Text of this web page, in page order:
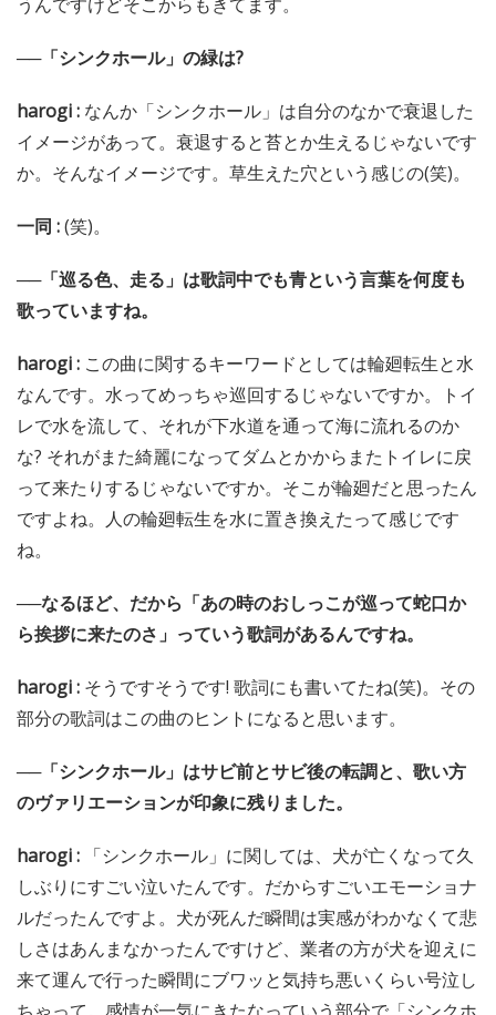
──「シンクホール」の緑は?
harogi : なんか「シンクホール」は自分のなかで衰退した
イメージがあって。衰退すると苔とか生えるじゃないです
か。そんなイメージです。草生えた穴という感じの(笑)。
一同 :(笑)。
──「巡る色、走る」は歌詞中でも青という言葉を何度も
歌っていますね。
harogi : この曲に関するキーワードとしては輪廻転生と水
なんです。水ってめっちゃ巡回するじゃないですか。トイ
レで水を流して、それが下水道を通って海に流れるのか
な? それがまた綺麗になってダムとかからまたトイレに戻
って来たりするじゃないですか。そこが輪廻だと思ったん
ですよね。人の輪廻転生を水に置き換えたって感じです
ね。
──なるほど、だから「あの時のおしっこが巡って蛇口か
ら挨拶に来たのさ」っていう歌詞があるんですね。
harogi : そうですそうです! 歌詞にも書いてたね(笑)。その
部分の歌詞はこの曲のヒントになると思います。
──「シンクホール」はサビ前とサビ後の転調と、歌い方
のヴァリエーションが印象に残りました。
harogi : 「シンクホール」に関しては、犬が亡くなって久
しぶりにすごい泣いたんです。だからすごいエモーショナ
ルだったんですよ。犬が死んだ瞬間は実感がわかなくて悲
しさはあんまなかったんですけど、業者の方が犬を迎えに
来て運んで行った瞬間にブワッと気持ち悪いくらい号泣し